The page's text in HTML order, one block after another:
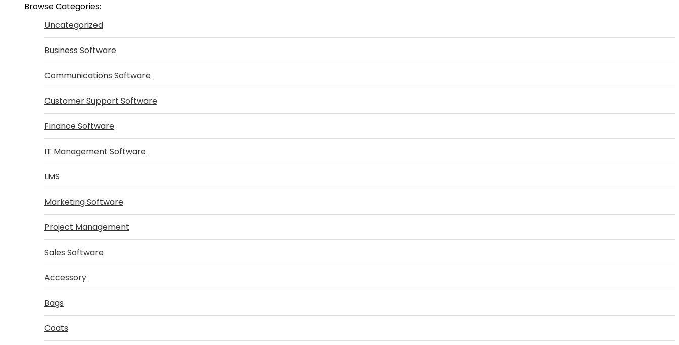
Browse Categories:
Uncategorized
Business Software
Communications Software
Customer Support Software
Finance Software
IT Management Software
LMS
Marketing Software
Project Management
Sales Software
Accessory
Bags
Coats